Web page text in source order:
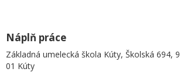
Náplň práce
Základná umelecká škola Kúty, Školská 694,
01 Kúty